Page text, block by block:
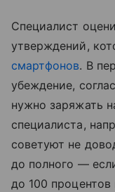
Специалист
утверждений,
смартфонов. В
убеждение,
нужно заряжать
специалиста,
советуют не
до полного —
до 100